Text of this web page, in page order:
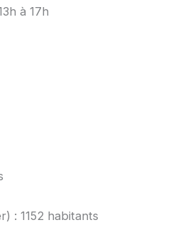
à 17h
: 1152 habitants